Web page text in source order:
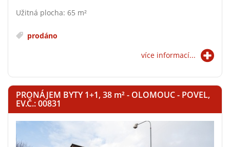
Užitná plocha: 65 m²
prodáno
více informací...
PRONÁJEM BYTY 1+1, 38 m²- OLOMOUC - POVEL,
EV.Č.: 00831